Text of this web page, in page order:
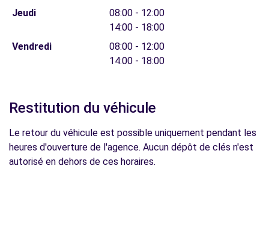
Jeudi
08:00 - 12:00
14:00 - 18:00
Vendredi
08:00 - 12:00
14:00 - 18:00
Restitution du véhicule
Le retour du véhicule est possible uniquement pendant les
heures d'ouverture de l'agence. Aucun dépôt de clés n'est
autorisé en dehors de ces horaires.